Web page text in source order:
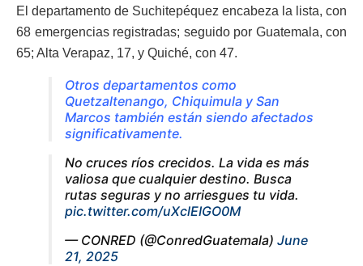
El departamento de Suchitepéquez encabeza la lista, con
68 emergencias registradas; seguido por Guatemala, con
65; Alta Verapaz, 17, y Quiché, con 47.
Otros departamentos como
Quetzaltenango, Chiquimula y San
Marcos también están siendo afectados
significativamente.
No cruces ríos crecidos. La vida es más
valiosa que cualquier destino. Busca
rutas seguras y no arriesgues tu vida.
pic.twitter.com/uXclEIGO0M
— CONRED (@ConredGuatemala) June
21, 2025